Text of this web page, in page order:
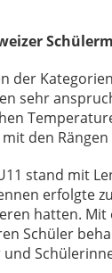
der
sehr
den
stand mit
erfolgte
hatten. Mit
Schüler
und